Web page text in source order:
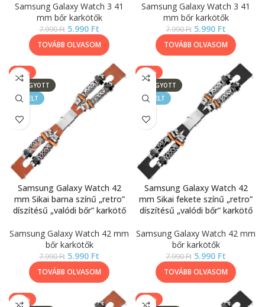
Samsung Galaxy Watch 3 41
mm bőr karkötők
7.990Ft 5.990 Ft
TOVÁBB OLVASOM
Samsung Galaxy Watch 3 41
mm bőr karkötők
7.990Ft 5.990 Ft
TOVÁBB OLVASOM
-25%
ELFOGYOTT
KIEMELT
Samsung Galaxy Watch 42
mm Sikai barna színű „retro”
díszítésű „valódi bőr” karkötő
Samsung Galaxy Watch 42 mm
bőr karkötők
7.990Ft 5.990 Ft
TOVÁBB OLVASOM
-25%
ELFOGYOTT
KIEMELT
Samsung Galaxy Watch 42
mm Sikai fekete színű „retro”
díszítésű „valódi bőr” karkötő
Samsung Galaxy Watch 42 mm
bőr karkötők
7.990Ft 5.990 Ft
TOVÁBB OLVASOM
-25%
-25%